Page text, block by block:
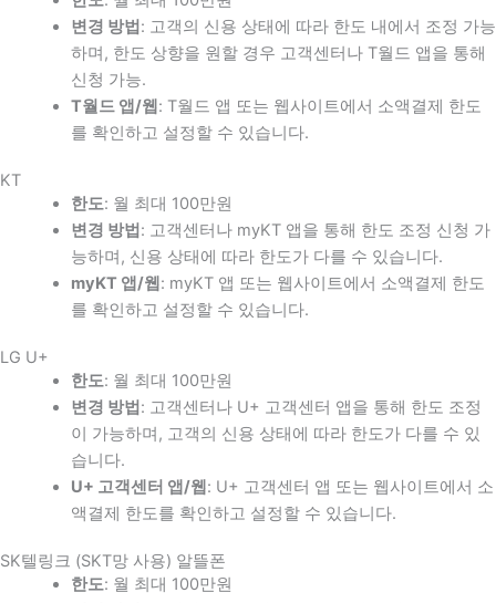
변경 방법 : 고객의 신용 상태에 따라 한도 내에서 조정 가능
하며, 한도 상향을 원할 경우 고객센터나 T월드 앱을 통해
신청 가능.
T월드 앱/웹 : T월드 앱 또는 웹사이트에서 소액결제 한도
를 확인하고 설정할 수 있습니다.
KT
한도: 월 최대 100만원
변경 방법 : 고객센터나 myKT 앱을 통해 한도 조정 신청 가
능하며, 신용 상태에 따라 한도가 다를 수 있습니다.
myKT 앱/웹 : myKT 앱 또는 웹사이트에서 소액결제 한도
를 확인하고 설정할 수 있습니다.
LG U+
한도: 월 최대 100만원
변경 방법 : 고객센터나 U+ 고객센터 앱을 통해 한도 조정
이 가능하며, 고객의 신용 상태에 따라 한도가 다를 수 있
습니다.
U+ 고객센터 앱/웹 : U+ 고객센터 앱 또는 웹사이트에서 소
액결제 한도를 확인하고 설정할 수 있습니다.
SK텔링크 (SKT망 사용) 알뜰폰
한도: 월 최대 100만원